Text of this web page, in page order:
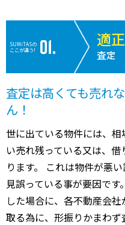
SUMiTASの
ここが違う!
適
査定
査定は高くても売れ
ん！
世に出ている物件には、
い売れ残っている又は、
ります。 これは物件が悪
見誤っている事が要因で
した場合に、各不動産会
取る為に、形振りかまわ